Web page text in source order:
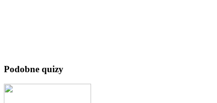
Podobne quizy